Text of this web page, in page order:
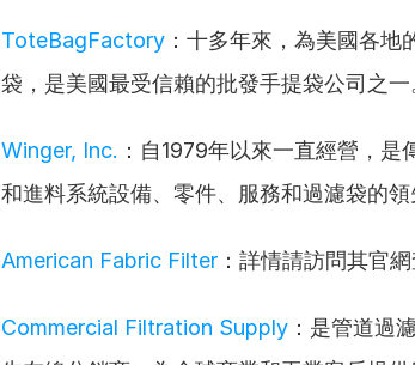
ToteBagFactory ：十多年來，為美國各
袋，是美國最受信賴的批發手提袋公司之一
Winger, Inc. ：自1979年以來一直經營，
和進料系統設備、零件、服務和過濾袋的領
American Fabric Filter ：詳情請訪問其官網
Commercial Filtration Supply ：是管道過